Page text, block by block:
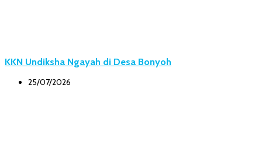
KKN Undiksha Ngayah di Desa Bonyoh
25/07/2026